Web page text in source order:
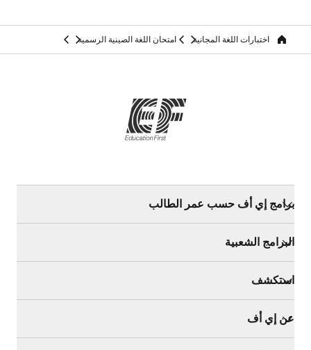
Homeاختبارات اللغة المجانية امتحان اللغة الصينية الرسمية
برامج إي أف حسب عمر الطالب
البرامج الشعبية
استكشف
عن إي أف